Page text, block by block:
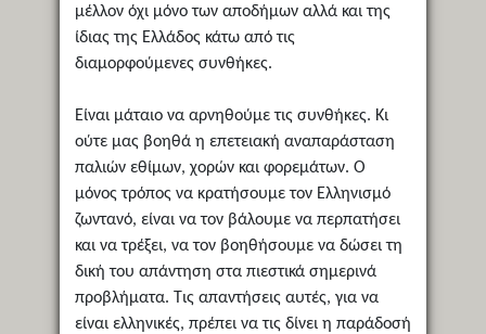
μέλλον όχι μόνο των αποδήμων αλλά και της
ίδιας της Ελλάδος κάτω από τις
διαμορφούμενες συνθήκες.
Είναι μάταιο να αρνηθούμε τις συνθήκες. Κι
ούτε μας βοηθά η επετειακή αναπαράσταση
παλιών εθίμων, χορών και φορεμάτων. Ο
μόνος τρόπος να κρατήσουμε τον Ελληνισμό
ζωντανό, είναι να τον βάλουμε να περπατήσει
και να τρέξει, να τον βοηθήσουμε να δώσει τη
δική του απάντηση στα πιεστικά σημερινά
προβλήματα. Τις απαντήσεις αυτές, για να
είναι ελληνικές, πρέπει να τις δίνει η παράδοσή